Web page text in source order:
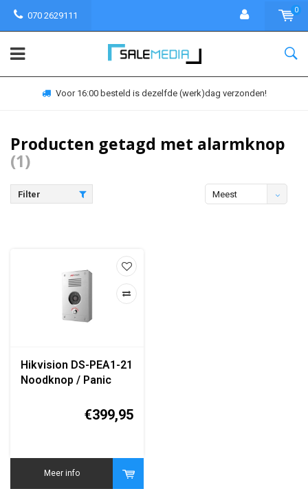
070 2629111
0
Voor 16:00 besteld is dezelfde (werk)dag verzonden!
Producten getagd met alarmknop
(1)
Filter
Meest
Hikvision DS-PEA1-21
Noodknop / Panic
€399,95
Meer info